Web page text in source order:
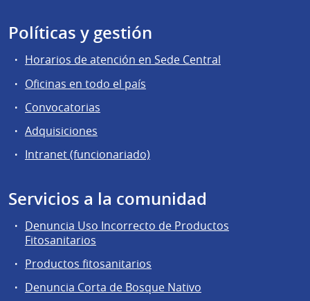
Políticas y gestión
Horarios de atención en Sede Central
Oficinas en todo el país
Convocatorias
Adquisiciones
Intranet (funcionariado)
Servicios a la comunidad
Denuncia Uso Incorrecto de Productos
Fitosanitarios
Productos fitosanitarios
Denuncia Corta de Bosque Nativo